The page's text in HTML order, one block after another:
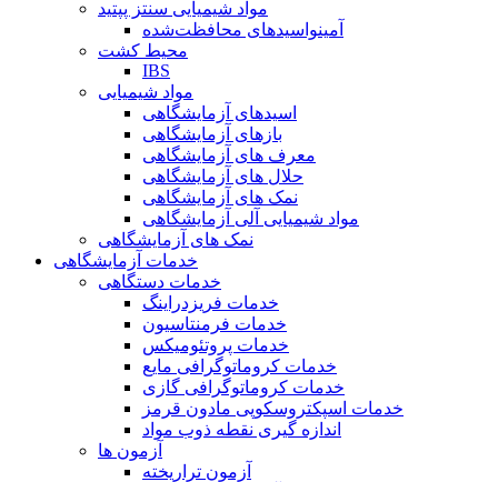
مواد شیمیایی سنتز پپتید
آمینواسیدهای محافظت‌شده
محیط کشت
IBS
مواد شیمیایی
اسیدهای آزمایشگاهی
بازهای آزمایشگاهی
معرف های آزمایشگاهی
حلال های آزمایشگاهی
نمک های آزمایشگاهی
مواد شیمیایی آلی آزمایشگاهی
نمک های آزمایشگاهی
خدمات آزمایشگاهی
خدمات دستگاهی
خدمات فریزدراینگ
خدمات فرمنتاسیون
خدمات پروتئومیکس
خدمات کروماتوگرافی مایع
خدمات کروماتوگرافی گازی
خدمات اسپکتروسکوپی مادون قرمز
اندازه گیری نقطه ذوب مواد
آزمون ها
آزمون تراریخته